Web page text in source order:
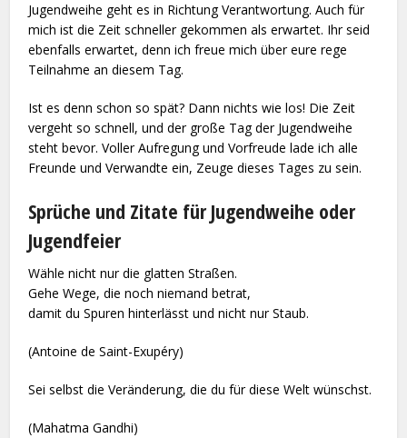
Jugendweihe geht es in Richtung Verantwortung. Auch für
mich ist die Zeit schneller gekommen als erwartet. Ihr seid
ebenfalls erwartet, denn ich freue mich über eure rege
Teilnahme an diesem Tag.
Ist es denn schon so spät? Dann nichts wie los! Die Zeit
vergeht so schnell, und der große Tag der Jugendweihe
steht bevor. Voller Aufregung und Vorfreude lade ich alle
Freunde und Verwandte ein, Zeuge dieses Tages zu sein.
Sprüche und Zitate für Jugendweihe oder
Jugendfeier
Wähle nicht nur die glatten Straßen.
Gehe Wege, die noch niemand betrat,
damit du Spuren hinterlässt und nicht nur Staub.
(Antoine de Saint-Exupéry)
Sei selbst die Veränderung, die du für diese Welt wünschst.
(Mahatma Gandhi)